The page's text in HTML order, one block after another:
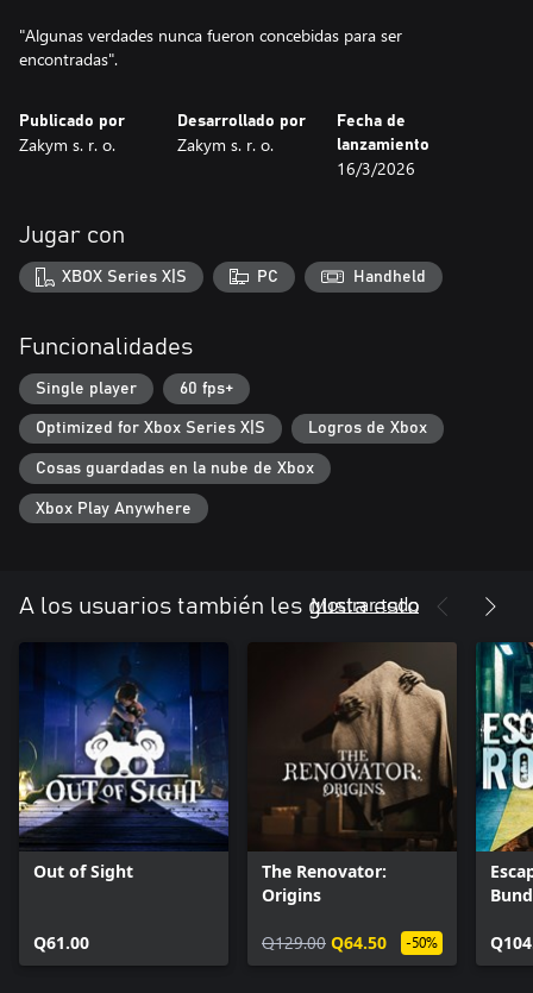
"Algunas verdades nunca fueron concebidas para ser
encontradas".
Publicado por
Zakym s. r. o.
Desarrollado por
Zakym s. r. o.
Fecha de
lanzamiento
16/3/2026
Jugar con
XBOX Series X|S PC Handheld
Funcionalidades
Single player 60 fps+
Optimized for Xbox Series X|S Logros de Xbox
Cosas guardadas en la nube de Xbox
Xbox Play Anywhere
A los usuarios también les gusta esto
Mostrar todo
Out of Sight
Q61.00
The Renovator:
Origins
Q129.00 Q64.50 -50%